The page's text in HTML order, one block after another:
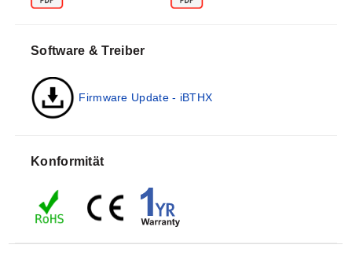
Anpassbare Diagramme
Anzeige und Diagramm-Messungen
Der iBTHX Sender wird komplett mit einer Sonde für
Software & Treiber
Firmware Update - iBTHX
Konformität